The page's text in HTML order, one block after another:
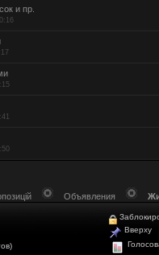
и пр.
Объявления
Вверху